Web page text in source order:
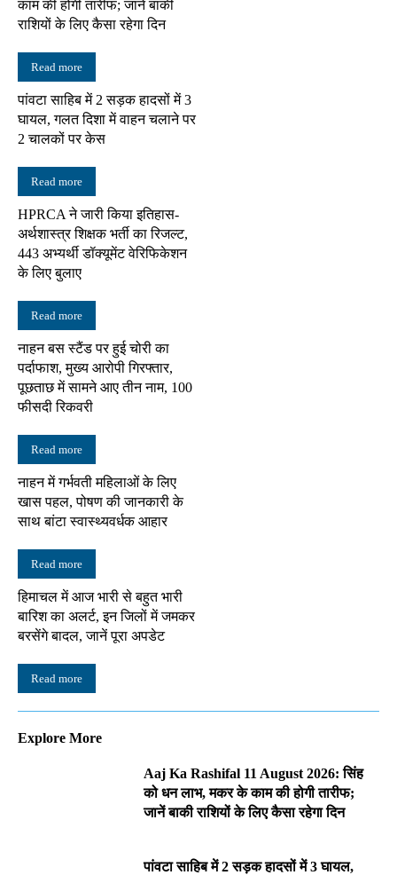
काम की होगी तारीफ; जानें बाकी
राशियों के लिए कैसा रहेगा दिन
Read more
पांवटा साहिब में 2 सड़क हादसों में 3
घायल, गलत दिशा में वाहन चलाने पर
2 चालकों पर केस
Read more
HPRCA ने जारी किया इतिहास-
अर्थशास्त्र शिक्षक भर्ती का रिजल्ट,
443 अभ्यर्थी डॉक्यूमेंट वेरिफिकेशन
के लिए बुलाए
Read more
नाहन बस स्टैंड पर हुई चोरी का
पर्दाफाश, मुख्य आरोपी गिरफ्तार,
पूछताछ में सामने आए तीन नाम, 100
फीसदी रिकवरी
Read more
नाहन में गर्भवती महिलाओं के लिए
खास पहल, पोषण की जानकारी के
साथ बांटा स्वास्थ्यवर्धक आहार
Read more
हिमाचल में आज भारी से बहुत भारी
बारिश का अलर्ट, इन जिलों में जमकर
बरसेंगे बादल, जानें पूरा अपडेट
Read more
Explore More
Aaj Ka Rashifal 11 August 2026: सिंह
को धन लाभ, मकर के काम की होगी तारीफ;
जानें बाकी राशियों के लिए कैसा रहेगा दिन
पांवटा साहिब में 2 सड़क हादसों में 3 घायल,